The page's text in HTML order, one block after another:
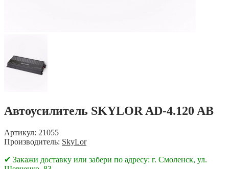
Автоусилитель SKYLOR AD-4.120 AB
Артикул: 21055
Производитель: SkyLor
✔ Закажи доставку или забери по адресу: г. Смоленск, ул.